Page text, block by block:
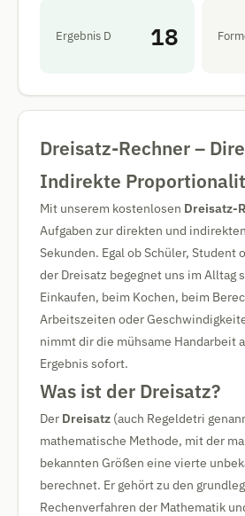
Ergebnis D 18
Dreisatz-Rechner –
Indirekte
Mit unserem kostenlosen Dreisatz-
Aufgaben zur direkten und
Sekunden. Egal ob Schüler, Student
der Dreisatz begegnet uns im Alltag
Einkaufen, beim Kochen, beim
Arbeitszeiten oder
nimmt dir die mühsame Handarbeit
Ergebnis sofort.
Was ist der Dreisatz?
Der Dreisatz (auch Regeldetri
mathematische Methode, mit der
bekannten Größen eine vierte
berechnet. Er gehört zu den
Rechenverfahren der Mathematik